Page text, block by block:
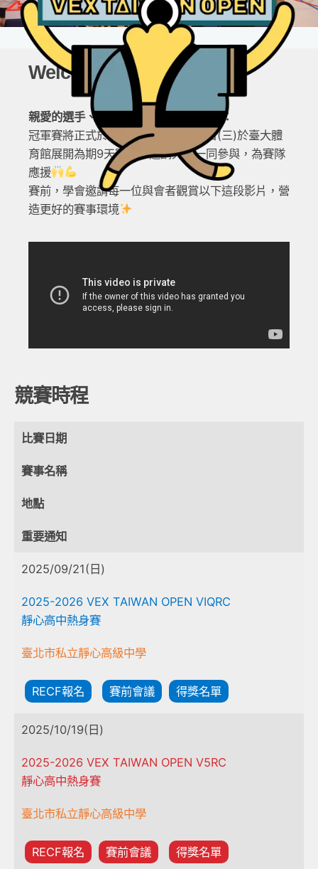
Welcome Video
親愛的選手、教練與最強的後援夥伴們：
冠軍賽將正式於2月3日(二)至2月11日(三)於臺大體
育館展開為期9天賽事，邀請大家一同參與，為賽隊
應援
賽前，學會邀請每一位與會者觀賞以下這段影片，營
造更好的賽事環境
競賽時程
比賽日期
賽事名稱
地點
重要通知
2025/09/21(日)
2025-2026 VEX TAIWAN OPEN VIQRC
靜心高中熱身賽
臺北市私立靜心高級中學
RECF報名 賽前會議 得獎名單
2025/10/19(日)
2025-2026 VEX TAIWAN OPEN V5RC
靜心高中熱身賽
臺北市私立靜心高級中學
RECF報名 賽前會議 得獎名單